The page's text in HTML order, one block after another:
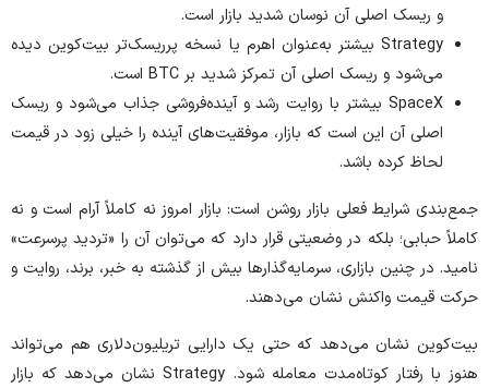
و ریسک اصلی آن نوسان شدید بازار است.
Strategy بیشتر به‌عنوان اهرم یا نسخه پرریسک‌تر بیت‌کوین دیده
می‌شود و ریسک اصلی آن تمرکز شدید بر BTC است.
SpaceX بیشتر با روایت رشد و آینده‌فروشی جذاب می‌شود و ریسک
اصلی آن این است که بازار، موفقیت‌های آینده را خیلی زود در قیمت
لحاظ کرده باشد.
جمع‌بندی شرایط فعلی بازار روشن است: بازار امروز نه کاملاً آرام است و نه
کاملاً حبابی؛ بلکه در وضعیتی قرار دارد که می‌توان آن را «تردید پرسرعت»
نامید. در چنین بازاری، سرمایه‌گذار‌ها بیش از گذشته به خبر، برند، روایت و
حرکت قیمت واکنش نشان می‌دهند.
بیت‌کوین نشان می‌دهد که حتی یک دارایی تریلیون‌دلاری هم می‌تواند
هنوز با رفتار کوتاه‌مدت معامله شود. Strategy نشان می‌دهد که بازار